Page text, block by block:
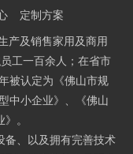
定制方案
产及销售家用及商用
工一百余人；在省市
被认定为《佛山市规
中小企业》、《佛山
。
备、以及拥有完善技术